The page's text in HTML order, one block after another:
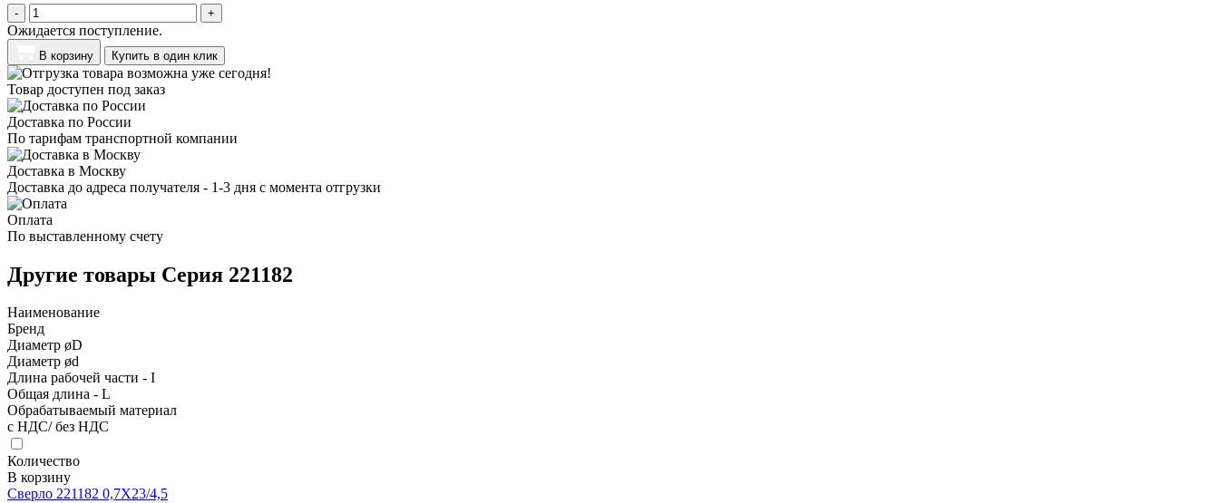
- +
Ожидается поступление.
В корзину Купить в один клик
Товар доступен под заказ
Доставка по России
По тарифам транспортной компании
Доставка в Москву
Доставка до адреса получателя - 1-3 дня с момента отгрузки
Оплата
По выставленному счету
Другие товары Серия 221182
Наименование
Бренд
Диаметр øD
Диаметр ød
Длина рабочей части - I
Общая длина - L
Обрабатываемый материал
с НДС/ без НДС
Количество
В корзину
Сверло 221182 0,7X23/4,5